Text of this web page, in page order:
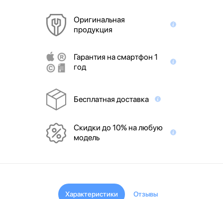
Оригинальная
продукция
Гарантия на смартфон 1
год
Бесплатная доставка
Скидки до 10% на любую
модель
Характеристики Отзывы